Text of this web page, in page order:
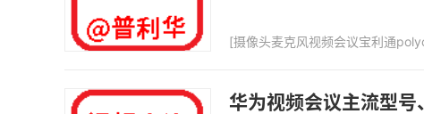
[摄像头麦克风视频会议宝利通
华为视频会议主流型